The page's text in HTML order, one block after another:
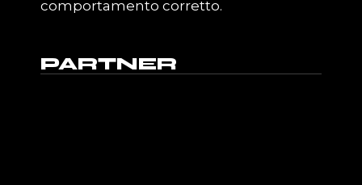
comportamento corretto.
PARTNER